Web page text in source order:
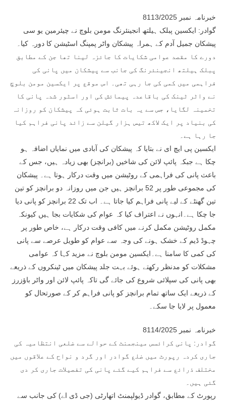
خبرنامہ نمبر 8113/2025
گوادر: ایکسین پبلک ہیلتھ انجینئرنگ مومن بلوچ نے چیئرمین یو سی
پیشکان جمیل آدم کے ہمراہ پیشکان واٹر پمپنگ اسٹیشن کا دورہ کیا۔
دورے کا مقصد عوامی شکایات کا جائزہ لینا تھا جن کے مطابق
پبلک ہیلتھ انجینئرنگ کی جانب سے پیشکان میں پانی کی
فراہمی میں کمی کی جا رہی تھی۔ اس موقع پر ایکسین مومن بلوچ
نے واٹر ٹینک کی باقاعدہ پیمائش کی اور اسٹور شدہ پانی کا
تخمینہ لگایا، جس سے یہ بات ثابت ہوئی کہ پیشکان کو روزانہ
کی بنیاد پر ایک لاکھ تیس ہزار گیلن سے زائد پانی فراہم کیا
جا رہا ہے۔
ایکسین پی ایچ ای نے بتایا کہ پیشکان کی آبادی میں نمایاں اضافہ ہو
چکا ہے جبکہ پائپ لائن کی شاخیں (برانچز) بھی زیادہ ہیں، جس کے
باعث پانی کی فراہمی کے روٹیشن میں وقت درکار ہوتا ہے۔ پیشکان
کی مجموعی طور پر 52 برانچز ہیں جن میں روزانہ دو برانچز کو تین
تین گھنٹے کے لیے پانی فراہم کیا جاتا ہے۔ اب تک 22 برانچز کو پانی دیا
جا چکا ہے۔انہوں نے اعتراف کیا کہ عوام کی شکایات بجا ہیں کیونکہ
مکمل روٹیشن مکمل کرنے میں کافی وقت درکار ہے، خاص طور پر
چہوڈ ڈیم کے خشک ہونے کی وجہ سے عوام کو طویل عرصے سے پانی
کی کمی کا سامنا ہے۔ایکسین مومن بلوچ نے مزید کہا کہ عوامی
مشکلات کو مدنظر رکھتے ہوئے بہت جلد پیشکان میں ٹینکروں کے ذریعے
بھی پانی کی سپلائی شروع کی جائے گی تاکہ پائپ لائن اور واٹر باؤزرز
کے ذریعے ایک ساتھ تمام برانچز کو پانی فراہم کر کے صورتحال کو
معمول پر لایا جا سکے۔
خبرنامہ نمبر 8114/2025
گوادر: پانی کرائسس مینجمنٹ کے حوالے سے ضلعی انتظامیہ کی
جاری کردہ رپورٹ میں ضلع گوادر اور گرد و نواح کے علاقوں میں
مختلف ذرائع سے فراہم کیے گئے پانی کی تفصیلات جاری کر دی
گئی ہیں۔
رپورٹ کے مطابق، گوادر ڈیولپمنٹ اتھارٹی (جی ڈی اے) کی جانب سے